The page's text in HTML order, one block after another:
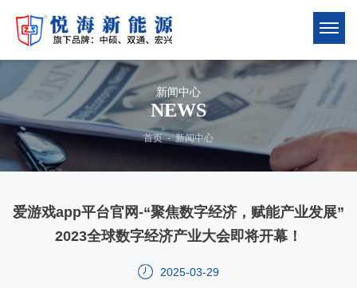
新闻中心
NEWS
首页 - 新闻中心
爱游戏app平台官网-“聚焦数字经济，赋能产业发展”
2023全球数字经济产业大会即将开幕！
2025-03-29